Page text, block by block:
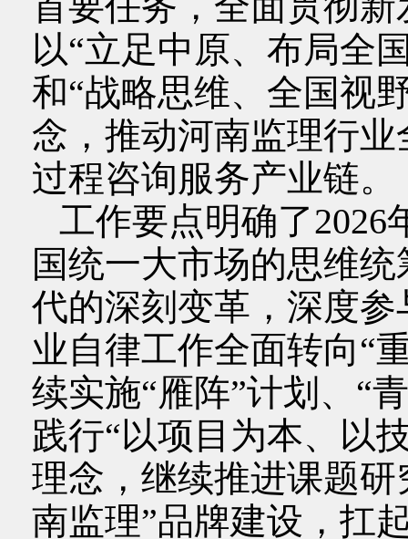
以“立足中原、布局全
和“战略思维、全国视
念，推动河南监理行
过程咨询服务产业链。
工作要点明确了2026
国统一大市场的思维
代的深刻变革，深度
业自律工作全面转向“
续实施“雁阵”计划、“
践行“以项目为本、以
理念，继续推进课题
南监理”品牌建设，扛